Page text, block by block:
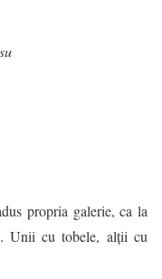
propria galerie, ca la
Unii cu tobele, alții cu